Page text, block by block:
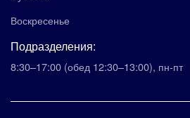
Воскресенье
Подразделения:
8:30–17:00 (обед 12:30–13:00), пн-пт